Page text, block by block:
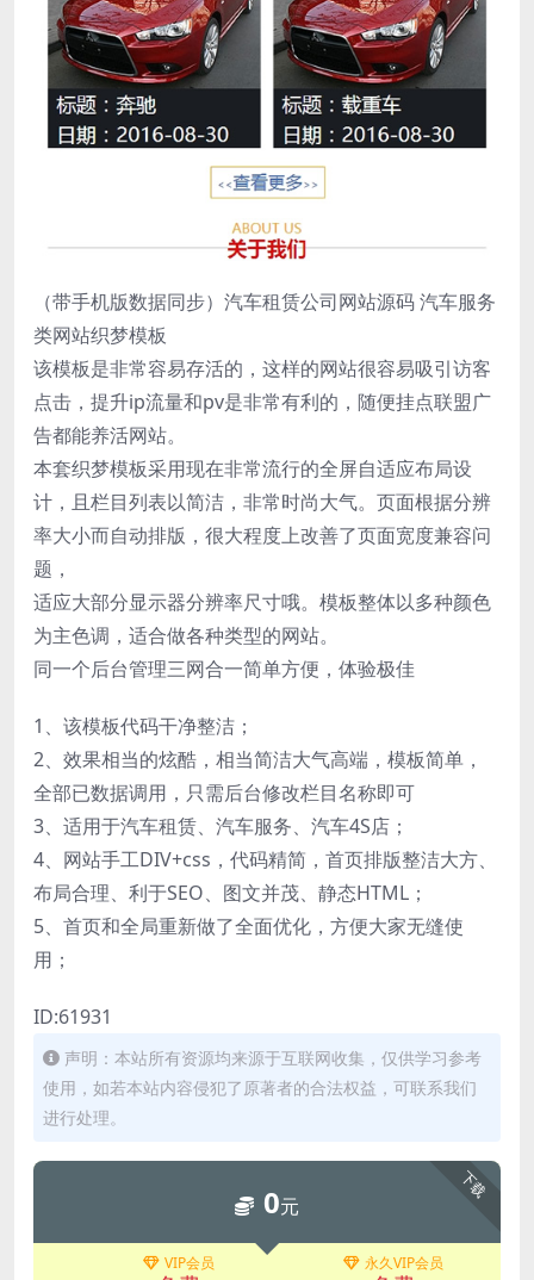
（带手机版数据同步）汽车租赁公司网站源码 汽车服务
类网站织梦模板
该模板是非常容易存活的，这样的网站很容易吸引访客
点击，提升ip流量和pv是非常有利的，随便挂点联盟广
告都能养活网站。
本套织梦模板采用现在非常流行的全屏自适应布局设
计，且栏目列表以简洁，非常时尚大气。页面根据分辨
率大小而自动排版，很大程度上改善了页面宽度兼容问
题，
适应大部分显示器分辨率尺寸哦。模板整体以多种颜色
为主色调，适合做各种类型的网站。
同一个后台管理三网合一简单方便，体验极佳
1、该模板代码干净整洁；
2、效果相当的炫酷，相当简洁大气高端，模板简单，
全部已数据调用，只需后台修改栏目名称即可
3、适用于汽车租赁、汽车服务、汽车4S店；
4、网站手工DIV+css，代码精简，首页排版整洁大方、
布局合理、利于SEO、图文并茂、静态HTML；
5、首页和全局重新做了全面优化，方便大家无缝使
用；
ID:61931
声明：本站所有资源均来源于互联网收集，仅供学习参考
使用，如若本站内容侵犯了原著者的合法权益，可联系我们
进行处理。
下载
0元
VIP会员 永久VIP会员